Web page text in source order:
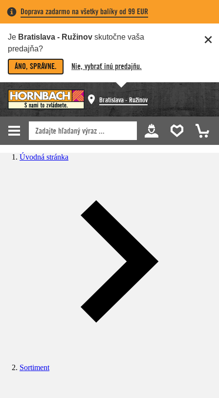
Doprava zadarmo na všetky balíky od 99 EUR
Je Bratislava - Ružinov skutočne vaša
predajňa?
ÁNO, SPRÁVNE. Nie, vybrať inú predajňu.
Bratislava - Ružinov
Úvodná stránka
Sortiment